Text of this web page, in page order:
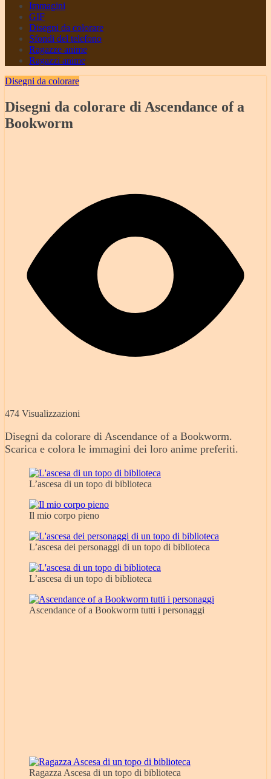
Immagini
GIF
Disegni da colorare
Sfondi del telefono
Ragazze anime
Ragazzi anime
Disegni da colorare
Disegni da colorare di Ascendance of a
Bookworm
474 Visualizzazioni
Disegni da colorare di Ascendance of a Bookworm.
Scarica e colora le immagini dei loro anime preferiti.
L’ascesa di un topo di biblioteca
Il mio corpo pieno
L’ascesa dei personaggi di un topo di biblioteca
L’ascesa di un topo di biblioteca
Ascendance of a Bookworm tutti i personaggi
Ragazza Ascesa di un topo di biblioteca